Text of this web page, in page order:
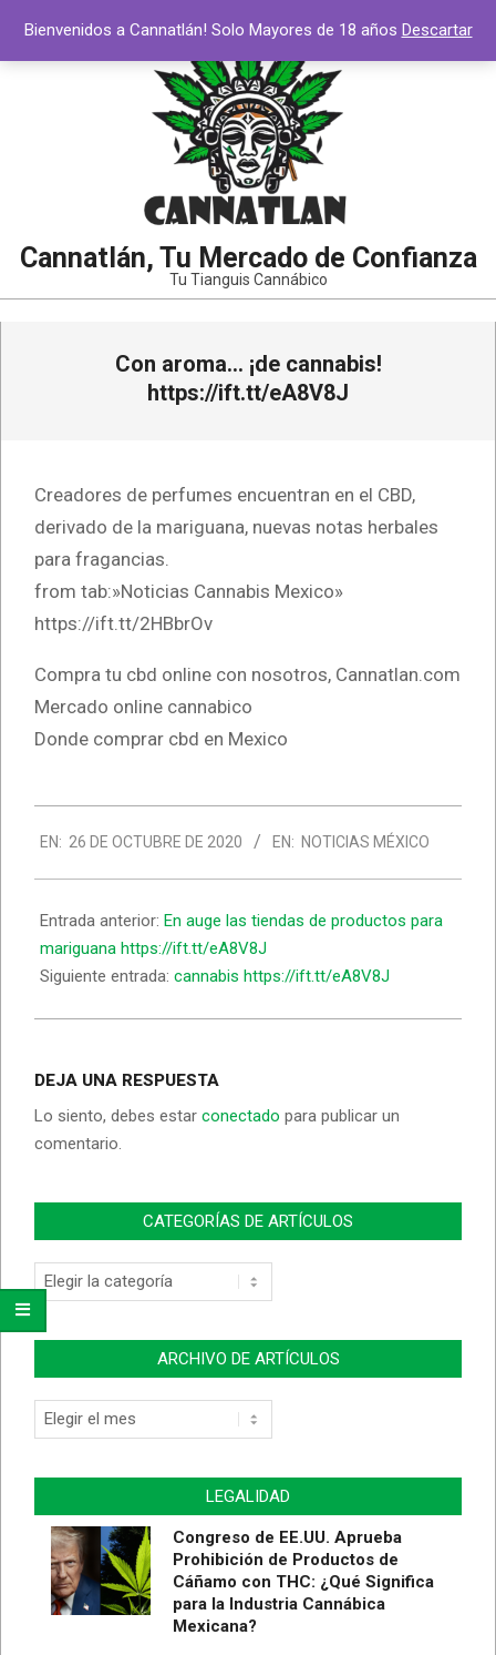
contenido
Cannatlán, Tu Mercado de Confianza
Tu Tianguis Cannábico
Con aroma… ¡de cannabis!
https://ift.tt/eA8V8J
Creadores de perfumes encuentran en el CBD,
derivado de la mariguana, nuevas notas herbales
para fragancias.
from tab:»Noticias Cannabis Mexico»
https://ift.tt/2HBbrOv
Compra tu cbd online con nosotros, Cannatlan.com
Mercado online cannabico
Donde comprar cbd en Mexico
10-
26
EN: 26 DE OCTUBRE DE 2020 EN: NOTICIAS MÉXICO
Entrada anterior: En auge las tiendas de productos para
mariguana https://ift.tt/eA8V8J
Siguiente entrada: cannabis https://ift.tt/eA8V8J
DEJA UNA RESPUESTA
Lo siento, debes estar conectado para publicar un
comentario.
CATEGORÍAS DE ARTÍCULOS
Categorías
de
ARCHIVO DE ARTÍCULOS
Archivo
de
LEGALIDAD
Congreso de EE.UU. Aprueba
Prohibición de Productos de
Cáñamo con THC: ¿Qué Significa
para la Industria Cannábica
Mexicana?
Bienvenidos a Cannatlán! Solo Mayores de 18 años Descartar